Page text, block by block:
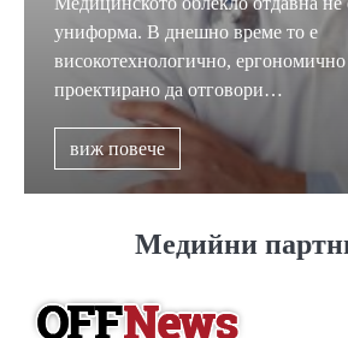
униформа. В днешно време то е
високотехнологично,
проектирано да отговори…
виж повече
Медийни